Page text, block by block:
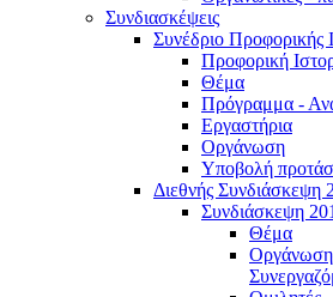
Συνδιασκέψεις
Συνέδριο Προφορικής
Προφορική
Θέμα
Πρόγραμμα -
Εργαστήρια
Οργάνωση
Υποβολή
Διεθνής Συνδιάσκεψη
Συνδιάσκεψη
Θέμα